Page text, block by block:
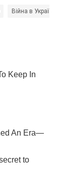
Війна в Україні